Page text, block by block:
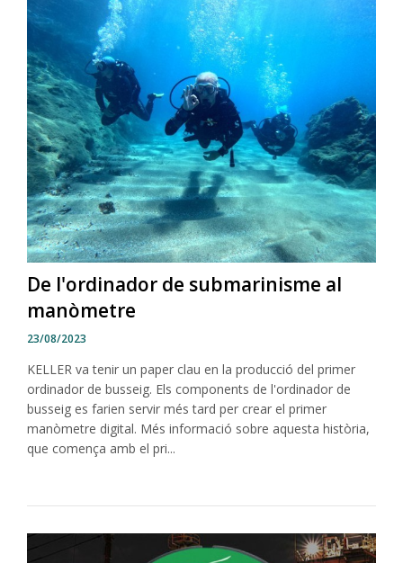
De l'ordinador de submarinisme al
manòmetre
23/08/2023
KELLER va tenir un paper clau en la producció del primer
ordinador de busseig. Els components de l'ordinador de
busseig es farien servir més tard per crear el primer
manòmetre digital. Més informació sobre aquesta història,
que comença amb el pri...